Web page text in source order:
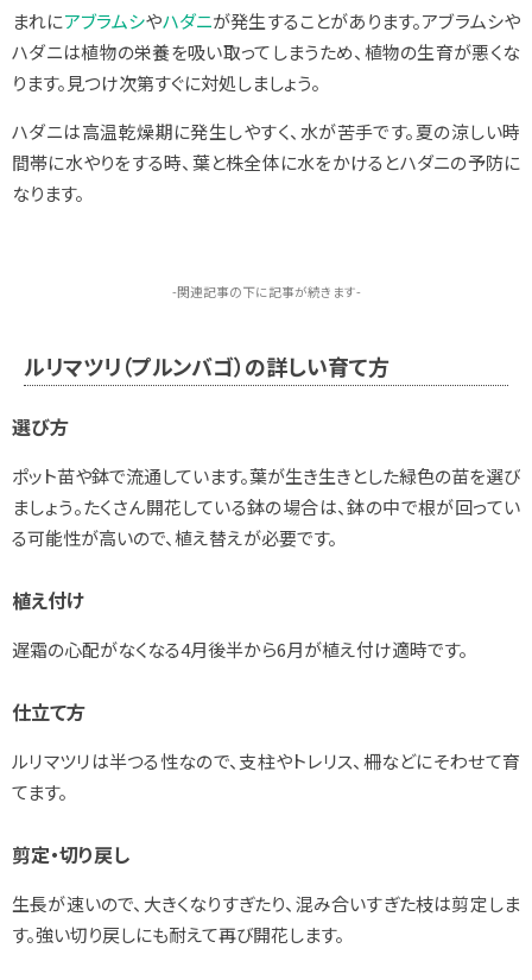
まれにアブラムシやハダニが発生することがあります。アブラムシや
ハダニは植物の栄養を吸い取ってしまうため、植物の生育が悪くな
ります。見つけ次第すぐに対処しましょう。
ハダニは高温乾燥期に発生しやすく、水が苦手です。夏の涼しい時
間帯に水やりをする時、葉と株全体に水をかけるとハダニの予防に
なります。
-関連記事の下に記事が続きます-
ルリマツリ（プルンバゴ）の詳しい育て方
選び方
ポット苗や鉢で流通しています。葉が生き生きとした緑色の苗を選び
ましょう。たくさん開花している鉢の場合は、鉢の中で根が回ってい
る可能性が高いので、植え替えが必要です。
植え付け
遅霜の心配がなくなる4月後半から6月が植え付け適時です。
仕立て方
ルリマツリは半つる性なので、支柱やトレリス、柵などにそわせて育
てます。
剪定・切り戻し
生長が速いので、大きくなりすぎたり、混み合いすぎた枝は剪定しま
す。強い切り戻しにも耐えて再び開花します。